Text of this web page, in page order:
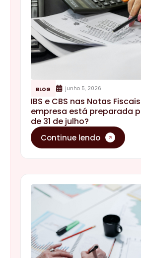
BLOG junho 5, 2026
IBS e CBS nas Notas
empresa está preparada
de 31 de julho?
Continue lendo